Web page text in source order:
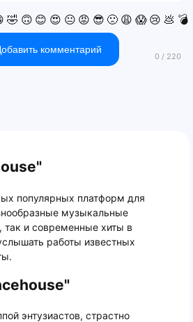
🤣 🙃 😊 😍 😐 😡 😎 🙁 😩 😱 😢 💩 💣
комментарий
популярных платформ для
музыкальные
и современные хиты в
работы известных
энтузиастов, страстно